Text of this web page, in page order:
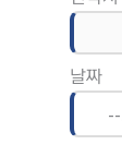
날짜